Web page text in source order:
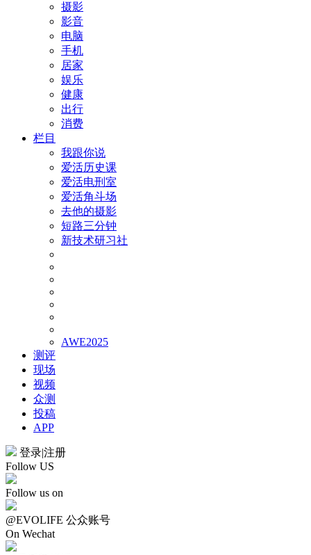
摄影
影音
电脑
手机
居家
娱乐
健康
出行
消费
栏目
我跟你说
爱活历史课
爱活电刑室
爱活角斗场
去他的摄影
短路三分钟
新技术研习社
AWE2025
测评
现场
视频
众测
投稿
APP
登录|注册
Follow US
Follow us on
@EVOLIFE 公众账号
On Wechat